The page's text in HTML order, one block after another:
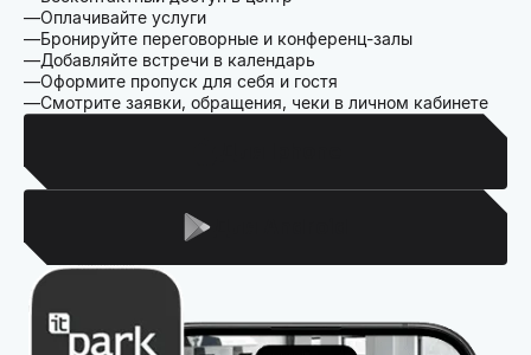
Оплачивайте услуги
Бронируйте переговорные и конференц-залы
Добавляйте встречи в календарь
Оформите пропуск для себя и гостя
Смотрите заявки, обращения, чеки в личном кабинете